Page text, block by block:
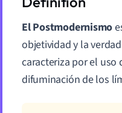
El Postmodernismo
objetividad y la
caracteriza por el uso
difuminación de los